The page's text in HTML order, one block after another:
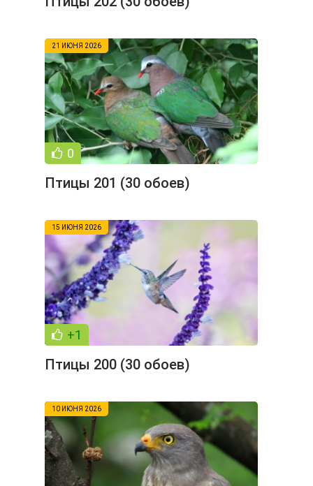
21 ИЮНЯ 2026
0
Птицы 201 (30 обоев)
15 ИЮНЯ 2026
+1
Птицы 200 (30 обоев)
10 ИЮНЯ 2026